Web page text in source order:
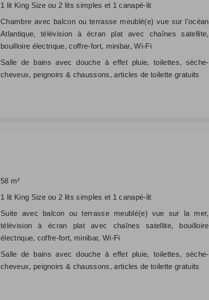
1 lit King Size ou 2 lits simples et 1 canapé-lit
Chambre avec balcon ou terrasse meublé(e) vue sur l'océan
Atlantique, télévision à écran plat avec chaînes satellite,
bouilloire électrique, coffre-fort, minibar, Wi-Fi
Salle de bains avec douche à effet pluie, toilettes, sèche-
cheveux, peignoirs & chaussons, articles de toilette gratuits
58 m²
1 lit King Size ou 2 lits simples et 1 canapé-lit
Suite avec balcon ou terrasse meublé(e) vue sur la mer,
télévision à écran plat avec chaînes satellite, bouilloire
électrique, coffre-fort, minibar, Wi-Fi
Salle de bains avec douche à effet pluie, toilettes, sèche-
cheveux, peignoirs & chaussons, articles de toilette gratuits